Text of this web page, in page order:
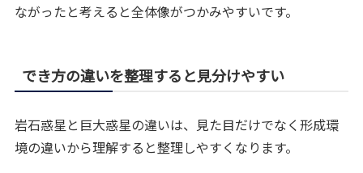
ながったと考えると全体像がつかみやすいです。
でき方の違いを整理すると見分けやすい
岩石惑星と巨大惑星の違いは、見た目だけでなく形成環
境の違いから理解すると整理しやすくなります。